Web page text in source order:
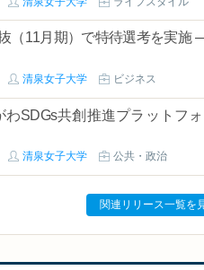
（11月期）で特待選考を実施
清泉女子大学 ビジネス
SDGs共創推進プラットフ
清泉女子大学 公共・政治
関連リリース一覧を